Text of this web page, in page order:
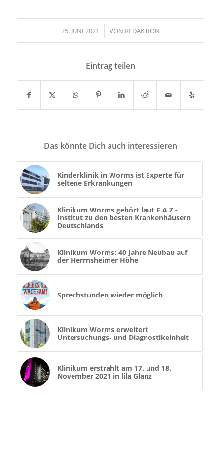
25. JUNI 2021
/ VON REDAKTION
Eintrag teilen
Das könnte Dich auch interessieren
Kinderklinik in Worms ist Experte für
seltene Erkrankungen
Klinikum Worms gehört laut F.A.Z.-
Institut zu den besten Krankenhäusern
Deutschlands
Klinikum Worms: 40 Jahre Neubau auf
der Herrnsheimer Höhe
Sprechstunden wieder möglich
Klinikum Worms erweitert
Untersuchungs- und Diagnostikeinheit
Klinikum erstrahlt am 17. und 18.
November 2021 in lila Glanz